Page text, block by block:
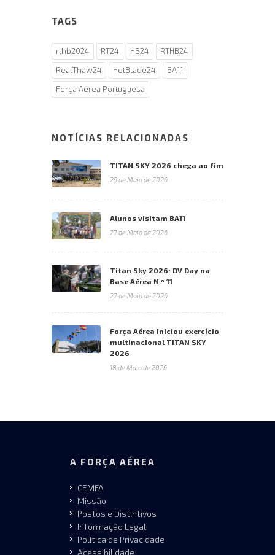
TAGS
rthb2024 RT24 HB24
RTHB24
RealThaw24
HotBlade24
BA11
Força Aérea Portuguesa
NOTÍCIAS RELACIONADAS
TITAN SKY 2026 chega ao fim
29 de Maio de 2026
Alunos visitam BA11
27 de Maio de 2026
Titan Sky 2026: DV Day na
Base Aérea N.º 11
27 de Maio de 2026
Força Aérea iniciou exercício
multinacional TITAN SKY
2026
18 de Maio de 2026
A FORÇA AÉREA
CEMFA
Missão
Postos e Distintivos
Informação Legal
Política de Privacidade
Acessibilidade